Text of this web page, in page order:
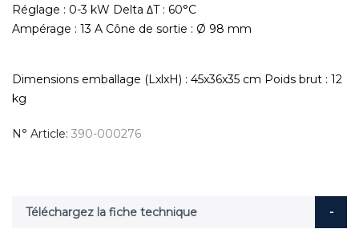
Réglage : 0-3 kW Delta ΔT : 60°C
Ampérage : 13 A Cône de sortie : Ø 98 mm
Dimensions emballage (LxlxH) : 45x36x35 cm Poids brut : 12
kg
N° Article 390-000276
Téléchargez la fiche technique